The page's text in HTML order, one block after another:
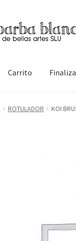
Carrito
Finalizar compra
ROTULADOR KOI